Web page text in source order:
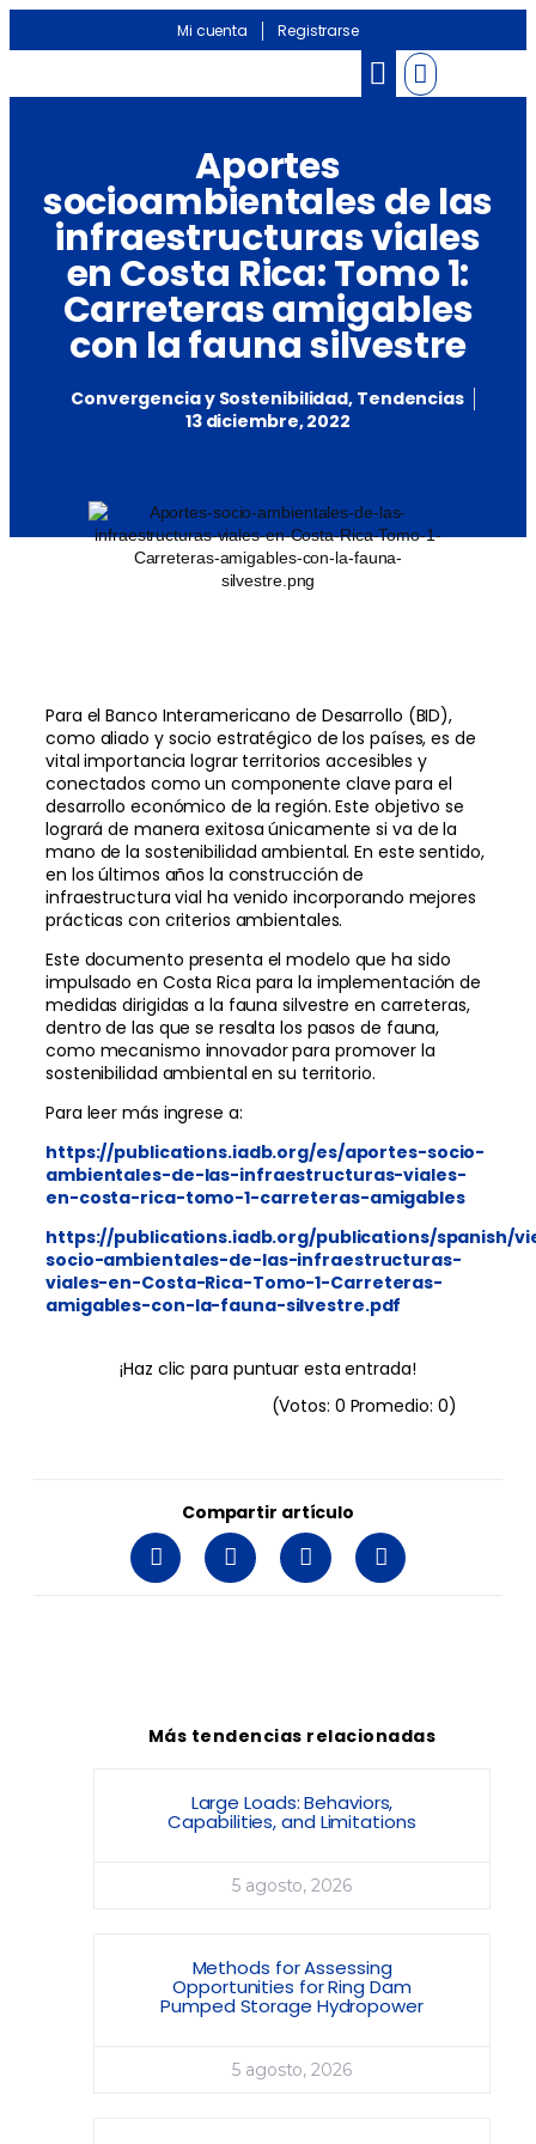
Mi cuenta Registrarse
Aportes
socioambientales de las
infraestructuras viales
en Costa Rica: Tomo 1:
Carreteras amigables
con la fauna silvestre
Convergencia y Sostenibilidad, Tendencias
13 diciembre, 2022
Para el Banco Interamericano de Desarrollo (BID),
como aliado y socio estratégico de los países, es de
vital importancia lograr territorios accesibles y
conectados como un componente clave para el
desarrollo económico de la región. Este objetivo se
logrará de manera exitosa únicamente si va de la
mano de la sostenibilidad ambiental. En este sentido,
en los últimos años la construcción de
infraestructura vial ha venido incorporando mejores
prácticas con criterios ambientales.
Este documento presenta el modelo que ha sido
impulsado en Costa Rica para la implementación de
medidas dirigidas a la fauna silvestre en carreteras,
dentro de las que se resalta los pasos de fauna,
como mecanismo innovador para promover la
sostenibilidad ambiental en su territorio.
Para leer más ingrese a:
https://publications.iadb.org/es/aportes-socio-
ambientales-de-las-infraestructuras-viales-
en-costa-rica-tomo-1-carreteras-amigables
https://publications.iadb.org/publications/spanish/
socio-ambientales-de-las-infraestructuras-
viales-en-Costa-Rica-Tomo-1-Carreteras-
amigables-con-la-fauna-silvestre.pdf
¡Haz clic para puntuar esta entrada!
(Votos: 0 Promedio: 0)
Compartir artículo
Más tendencias relacionadas
Large Loads: Behaviors,
Capabilities, and Limitations
5 agosto, 2026
Methods for Assessing
Opportunities for Ring Dam
Pumped Storage Hydropower
5 agosto, 2026